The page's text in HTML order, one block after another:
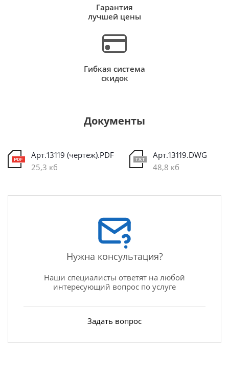
Гарантия
лучшей цены
Гибкая система
скидок
Документы
Арт.13119 (чертёж).PDF
25,3 кб
Арт.13119.DWG
48,8 кб
Нужна консультация?
Наши специалисты ответят на любой
интересующий вопрос по услуге
Задать вопрос